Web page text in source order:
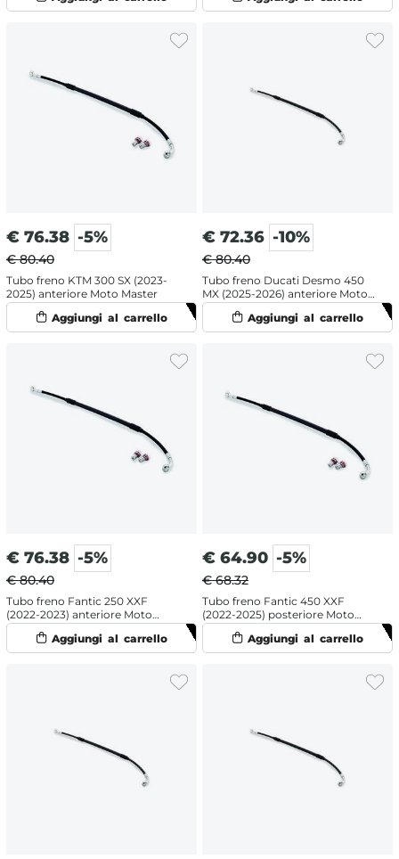
€ 76.38 -5%
€ 80.40
Tubo freno KTM 300 SX (2023-
2025) anteriore Moto Master
€ 72.36 -10%
€ 80.40
Tubo freno Ducati Desmo 450
MX (2025-2026) anteriore Moto
Master
€ 76.38 -5%
€ 80.40
Tubo freno Fantic 250 XXF
(2022-2023) anteriore Moto
Master
€ 64.90 -5%
€ 68.32
Tubo freno Fantic 450 XXF
(2022-2025) posteriore Moto
Master